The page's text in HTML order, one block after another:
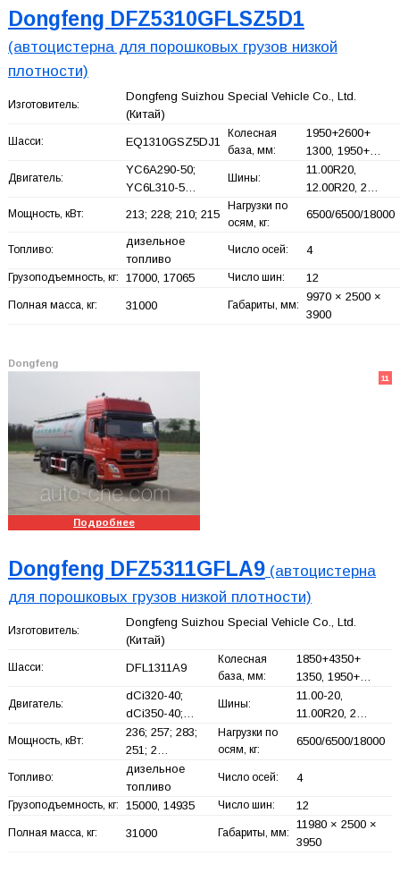
Dongfeng DFZ5310GFLSZ5D1
(автоцистерна для порошковых грузов низкой
плотности)
Изготовитель:
Dongfeng Suizhou Special Vehicle Co., Ltd.
(Китай)
Шасси: EQ1310GSZ5DJ1
Колесная
база, мм:
1950+2600+
1300, 1950+…
Двигатель:
YC6A290-50;
YC6L310-5…
Шины:
11.00R20,
12.00R20, 2…
Мощность, кВт: 213; 228; 210; 215
Нагрузки по
осям, кг:
6500/6500/18000
Топливо:
дизельное
топливо
Число осей: 4
Грузоподъемность, кг: 17000, 17065 Число шин: 12
Полная масса, кг: 31000 Габариты, мм:
9970 × 2500 ×
3900
Dongfeng
11
Подробнее
Dongfeng DFZ5311GFLA9(автоцистерна
для порошковых грузов низкой плотности)
Изготовитель:
Dongfeng Suizhou Special Vehicle Co., Ltd.
(Китай)
Шасси: DFL1311A9
Колесная
база, мм:
1850+4350+
1350, 1950+…
Двигатель:
dCi320-40;
dCi350-40;…
Шины:
11.00-20,
11.00R20, 2…
Мощность, кВт:
236; 257; 283;
251; 2…
Нагрузки по
осям, кг:
6500/6500/18000
Топливо:
дизельное
топливо
Число осей: 4
Грузоподъемность, кг: 15000, 14935 Число шин: 12
Полная масса, кг: 31000 Габариты, мм:
11980 × 2500 ×
3950